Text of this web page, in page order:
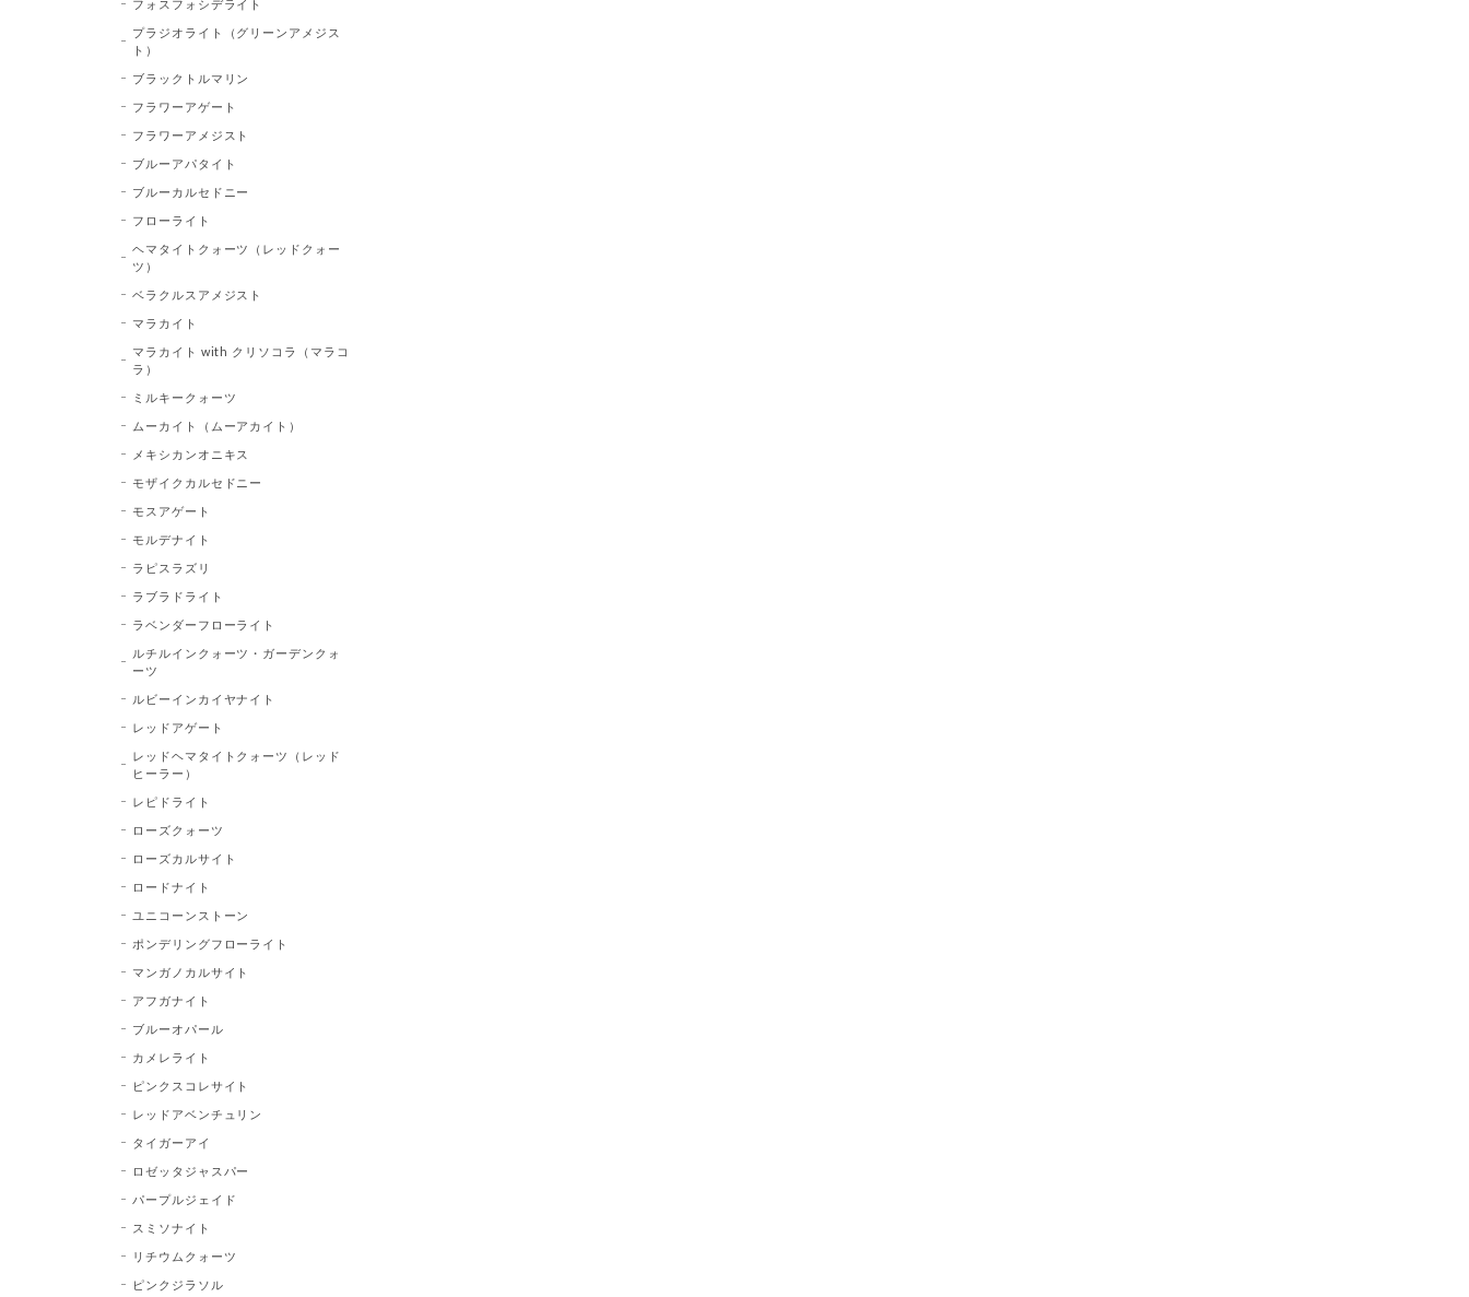
フォスフォシデライト
プラジオライト（グリーンアメジス
ト）
ブラックトルマリン
フラワーアゲート
フラワーアメジスト
ブルーアパタイト
ブルーカルセドニー
フローライト
ヘマタイトクォーツ（レッドクォー
ツ）
ベラクルスアメジスト
マラカイト
マラカイト with クリソコラ（マラコ
ラ）
ミルキークォーツ
ムーカイト（ムーアカイト）
メキシカンオニキス
モザイクカルセドニー
モスアゲート
モルデナイト
ラピスラズリ
ラブラドライト
ラベンダーフローライト
ルチルインクォーツ・ガーデンクォ
ーツ
ルビーインカイヤナイト
レッドアゲート
レッドヘマタイトクォーツ（レッド
ヒーラー）
レピドライト
ローズクォーツ
ローズカルサイト
ロードナイト
ユニコーンストーン
ポンデリングフローライト
マンガノカルサイト
アフガナイト
ブルーオパール
カメレライト
ピンクスコレサイト
レッドアベンチュリン
タイガーアイ
ロゼッタジャスパー
パープルジェイド
スミソナイト
リチウムクォーツ
ピンクジラソル